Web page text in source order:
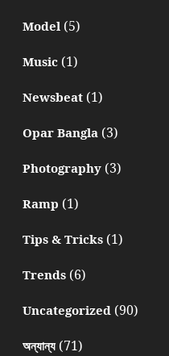
Model(5)
Music(1)
Newsbeat(1)
Opar Bangla(3)
Photography(3)
Ramp (1)
Tips & Tricks(1)
Trends(6)
Uncategorized(90)
অন্যান্য(71)